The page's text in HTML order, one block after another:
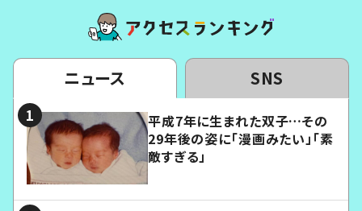
ニュース SNS
平成7年に生まれた双子…その
29年後の姿に「漫画みたい」「素
敵すぎる」